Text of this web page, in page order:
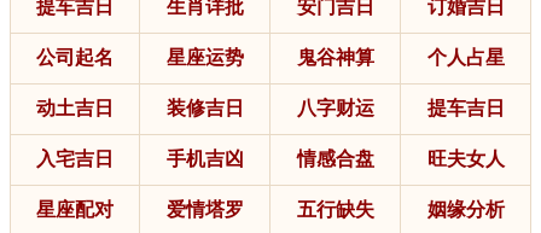
提车吉日 生肖详批 安门吉日 订婚吉日
公司起名 星座运势 鬼谷神算 个人占星
动土吉日 装修吉日 八字财运 提车吉日
入宅吉日 手机吉凶 情感合盘 旺夫女人
星座配对 爱情塔罗 五行缺失 姻缘分析